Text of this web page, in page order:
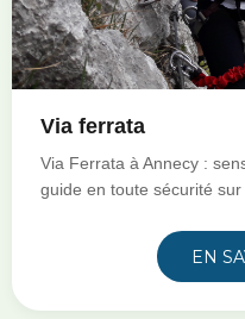
Via ferrata
Via Ferrata à Annecy :
guide en toute sécurité
EN